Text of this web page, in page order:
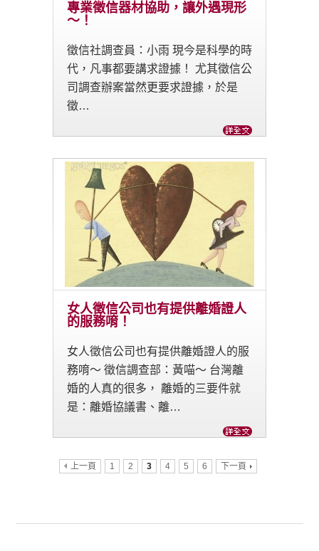
專業徵信器材協助，讓外遇現形
～！
徵信社調查員：小雨 現今是科學的時
代，凡事都要講求證據！ 尤其徵信公
司調查辦案當然更要求證據，於是
徵…
女人徵信公司也有提供離婚證人
的服務唷！
女人徵信公司也有提供離婚證人的服
務唷～ 徵信調查部：黃喵～ 台灣離
婚的人真的很多， 離婚的三要件就
是：離婚協議書、離…
上一頁 1 2 3 4 5 6 下一頁